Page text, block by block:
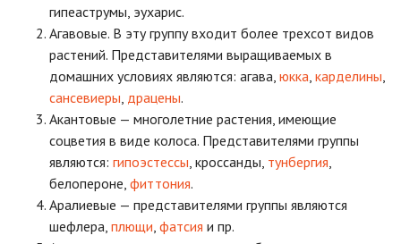
гипеаструмы, эухарис.
Агавовые. В эту группу входит более трехсот видов
растений. Представителями выращиваемых в
домашних условиях являются: агава, юкка карделины
сансевиеры драцены.
Акантовые — многолетние растения, имеющие
соцветия в виде колоса. Представителями группы
являются: гипоэстессы , кроссанды, тунбергия
белопероне, фиттония.
Аралиевые — представителями группы являются
шефлера, плющи фатсия и пр.